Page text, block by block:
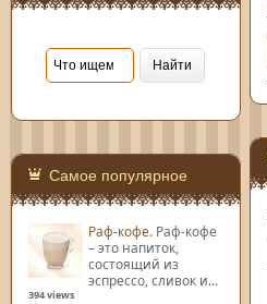
Самое популярное
Раф-кофе. Раф-кофе
– это напиток,
состоящий из
эспрессо, сливок и...
394 views